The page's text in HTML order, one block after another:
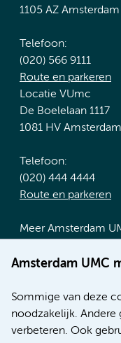
Amsterdam UMC
Sommige van deze
noodzakelijk.
verbeteren. Ook
1105 AZ Amsterdam
Telefoon:
(020) 566 9111
Route en parkeren
Locatie VUmc
De Boelelaan 1117
1081 HV Amsterdam
Telefoon:
(020) 444 4444
Route en parkeren
Meer Amsterdam
Werken bij
Nieuws
Research
Educatie locatie